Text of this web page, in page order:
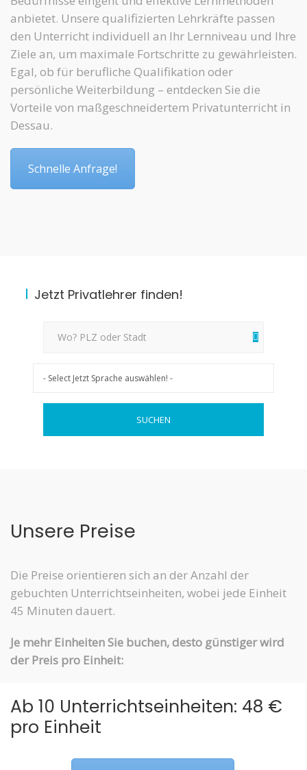
anbietet. Unsere qualifizierten Lehrkräfte passen
den Unterricht individuell an Ihr Lernniveau und Ihre
Ziele an, um maximale Fortschritte zu gewährleisten.
Egal, ob für berufliche Qualifikation oder
persönliche Weiterbildung – entdecken Sie die
Vorteile von maßgeschneidertem Privatunterricht in
Dessau.
Schnelle Anfrage!
Jetzt Privatlehrer finden!
Unsere Preise
Die Preise orientieren sich an der Anzahl der
gebuchten Unterrichtseinheiten, wobei jede Einheit
45 Minuten dauert.
Je mehr Einheiten Sie buchen, desto günstiger wird
der Preis pro Einheit:
Ab 10 Unterrichtseinheiten: 48 €
pro Einheit